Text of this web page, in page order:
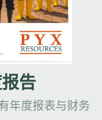
告
年度报表与财务